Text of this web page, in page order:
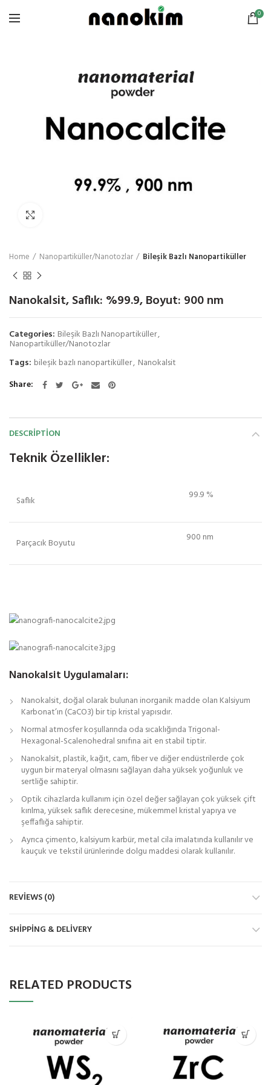
0
Home Nanopartiküller/Nanotozlar Bileşik Bazlı Nanopartiküller
Nanokalsit, Saflık: %99.9, Boyut: 900 nm
Categories: Bileşik Bazlı Nanopartiküller,
Nanopartiküller/Nanotozlar
Tags: bileşik bazlı nanopartiküller, Nanokalsit
Share
DESCRIPTION
Teknik Özellikler:
Saflık 99.9 %
Parçacık Boyutu 900 nm
Nanokalsit Uygulamaları:
Nanokalsit, doğal olarak bulunan inorganik madde olan Kalsiyum
Karbonat’ın (CaCO3) bir tip kristal yapısıdır.
Normal atmosfer koşullarında oda sıcaklığında Trigonal-
Hexagonal-Scalenohedral sınıfına ait en stabil tiptir.
Nanokalsit, plastik, kağıt, cam, fiber ve diğer endüstrilerde çok
uygun bir materyal olmasını sağlayan daha yüksek yoğunluk ve
sertliğe sahiptir.
Optik cihazlarda kullanım için özel değer sağlayan çok yüksek çift
kırılma, yüksek saflık derecesine, mükemmel kristal yapıya ve
şeffaflığa sahiptir.
Ayrıca çimento, kalsiyum karbür, metal cila imalatında kullanılır ve
kauçuk ve tekstil ürünlerinde dolgu maddesi olarak kullanılır.
REVIEWS (0)
SHIPPING & DELIVERY
RELATED PRODUCTS